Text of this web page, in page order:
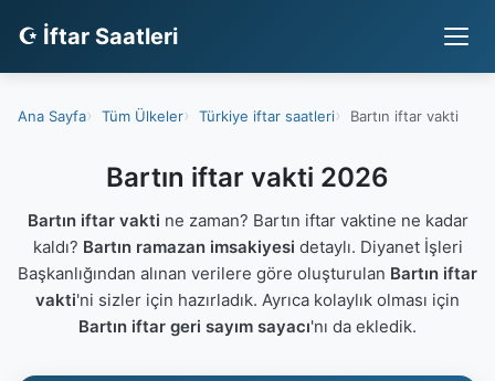
☪ İftar Saatleri
Ana Sayfa Tüm Ülkeler Türkiye iftar saatleri Bartın iftar vakti
Bartın iftar vakti 2026
Bartın iftar vakti ne zaman? Bartın iftar vaktine ne kadar
kaldı? Bartın ramazan imsakiyesi detaylı. Diyanet İşleri
Başkanlığından alınan verilere göre oluşturulan Bartın iftar
vakti'ni sizler için hazırladık. Ayrıca kolaylık olması için
Bartın iftar geri sayım sayacı'nı da ekledik.